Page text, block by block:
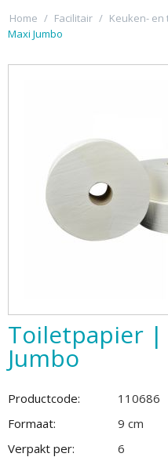
Home / Facilitair / Keuken-
Maxi Jumbo
Toiletpapier |
Jumbo
Productcode:
110686
Formaat:
9 cm
Verpakt per:
6